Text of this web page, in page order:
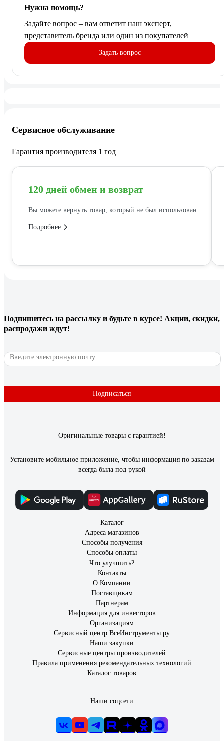
Нужна помощь?
Задайте вопрос – вам ответит наш эксперт,
представитель бренда или один из покупателей
Задать вопрос
Сервисное обслуживание
Гарантия производителя 1 год
120 дней обмен и возврат
Вы можете вернуть товар, который не был использован
Подробнее
Подпишитесь на рассылку и будьте в курсе! Акции, скидки,
распродажи ждут!
Подписаться
Оригинальные товары с гарантией!
Установите мобильное приложение, чтобы информация по заказам
всегда была под рукой
Каталог
Адреса магазинов
Способы получения
Способы оплаты
Что улучшить?
Контакты
О Компании
Поставщикам
Партнерам
Информация для инвесторов
Организациям
Сервисный центр ВсеИнструменты.ру
Наши закупки
Сервисные центры производителей
Правила применения рекомендательных технологий
Каталог товаров
Наши соцсети